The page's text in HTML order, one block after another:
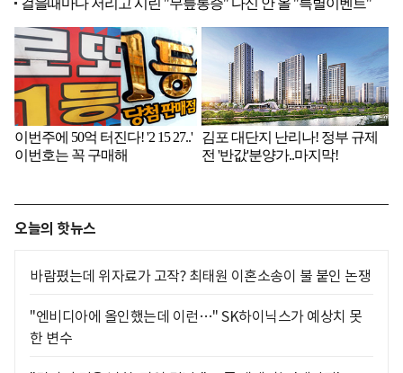
오늘의 핫뉴스
바람폈는데 위자료가 고작? 최태원 이혼소송이 불 붙인 논쟁
"엔비디아에 올인했는데 이런…" SK하이닉스가 예상치 못
한 변수